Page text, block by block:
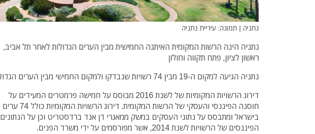
נתניה | תמונה: עיריית נתניה
נתניה הינה הרשות המקומית האיתנה החמישית מבין הערים הגדולות לאחר תל אביב,
ראשון לציון, פתח תקווה וחולון
נתניה הגיעה למקום ה-19 מבין 74 רשויות שנבדקו ולמקום החמישי מבין הערים הגדולות.
דירוג הרשויות המקומיות של לשנת 2016 מבוסס על חמישה פרמטרים המעידים על
חוסנה הפיננסי והעסקי של הרשות המקומית. דירוג הרשויות המקומיות כולל 74 ערים
בישראל ומתבסס על נתוני העסקים במשק ממאגרי דן אנד ברדסטריט וכן על הנתונים
הפיננסים של הרשויות לשנת 2014, אשר מפורסמים על ידי משרד הפנים.